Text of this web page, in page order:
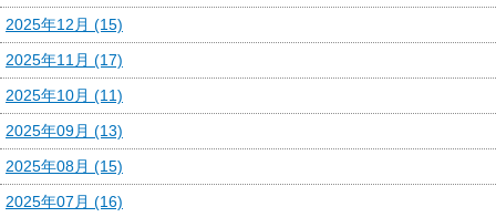
2025年12月 (15)
2025年11月 (17)
2025年10月 (11)
2025年09月 (13)
2025年08月 (15)
2025年07月 (16)